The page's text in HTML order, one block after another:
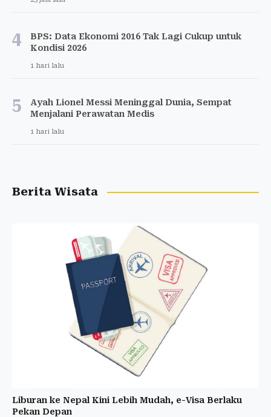
4
BPS: Data Ekonomi 2016 Tak Lagi Cukup untuk
Kondisi 2026
1 hari lalu
5
Ayah Lionel Messi Meninggal Dunia, Sempat
Menjalani Perawatan Medis
1 hari lalu
Berita Wisata
Liburan ke Nepal Kini Lebih Mudah, e-Visa Berlaku
Pekan Depan